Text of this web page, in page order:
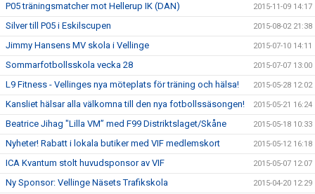
P05 träningsmatcher mot Hellerup IK (DAN) 2015-11-09 14:17
Silver till P05 i Eskilscupen 2015-08-02 21:38
Jimmy Hansens MV skola i Vellinge 2015-07-10 14:11
Sommarfotbollsskola vecka 28 2015-07-07 13:00
L9 Fitness - Vellinges nya möteplats för träning och hälsa! 2015-05-28 12:02
Kansliet hälsar alla välkomna till den nya fotbollssäsongen! 2015-05-21 16:24
Beatrice Jihag "Lilla VM” med F99 Distriktslaget/Skåne 2015-05-18 10:33
Nyheter! Rabatt i lokala butiker med VIF medlemskort 2015-05-12 16:18
ICA Kvantum stolt huvudsponsor av VIF 2015-05-07 12:07
Ny Sponsor: Vellinge Näsets Trafikskola 2015-04-20 12:29